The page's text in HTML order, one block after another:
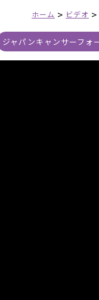
ホーム > ビデオ >
ジャパンキャンサーフォ